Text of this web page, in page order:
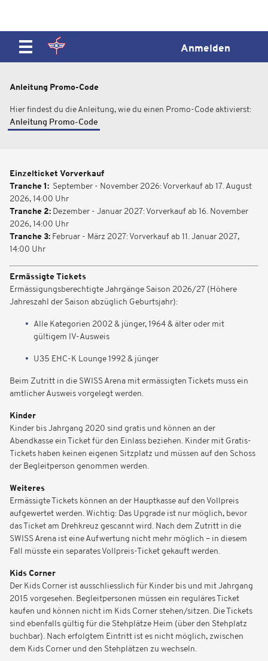
Anmelden
Anleitung Promo-Code
Hier findest du die Anleitung, wie du einen Promo-Code aktivierst:
Anleitung Promo-Code
Einzelticket Vorverkauf
Tranche 1: September - November 2026: Vorverkauf ab 17. August
2026, 14:00 Uhr
Tranche 2: Dezember - Januar 2027: Vorverkauf ab 16. November
2026, 14:00 Uhr
Tranche 3: Februar - März 2027: Vorverkauf ab 11. Januar 2027,
14:00 Uhr
Ermässigte Tickets
Ermässigungsberechtigte Jahrgänge Saison 2026/27 (Höhere
Jahreszahl der Saison abzüglich Geburtsjahr):
Alle Kategorien 2002 & jünger, 1964 & älter oder mit
gültigem IV-Ausweis
U35 EHC-K Lounge 1992 & jünger
Beim Zutritt in die SWISS Arena mit ermässigten Tickets muss ein
amtlicher Ausweis vorgelegt werden.
Kinder
Kinder bis Jahrgang 2020 sind gratis und können an der
Abendkasse ein Ticket für den Einlass beziehen. Kinder mit Gratis-
Tickets haben keinen eigenen Sitzplatz und müssen auf den Schoss
der Begleitperson genommen werden.
Weiteres
Ermässigte Tickets können an der Hauptkasse auf den Vollpreis
aufgewertet werden. Wichtig: Das Upgrade ist nur möglich, bevor
das Ticket am Drehkreuz gescannt wird. Nach dem Zutritt in die
SWISS Arena ist eine Aufwertung nicht mehr möglich – in diesem
Fall müsste ein separates Vollpreis-Ticket gekauft werden.
Kids Corner
Der Kids Corner ist ausschliesslich für Kinder bis und mit Jahrgang
2015 vorgesehen. Begleitpersonen müssen ein reguläres Ticket
kaufen und können nicht im Kids Corner stehen/sitzen. Die Tickets
sind ebenfalls gültig für die Stehplätze Heim (über den Stehplatz
buchbar). Nach erfolgtem Eintritt ist es nicht möglich, zwischen
dem Kids Corner und den Stehplätzen zu wechseln.